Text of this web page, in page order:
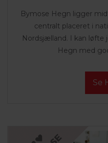
Bymose Hegn ligger
centralt placeret i
Nordsjælland. I kan løfte
Hegn med
Se